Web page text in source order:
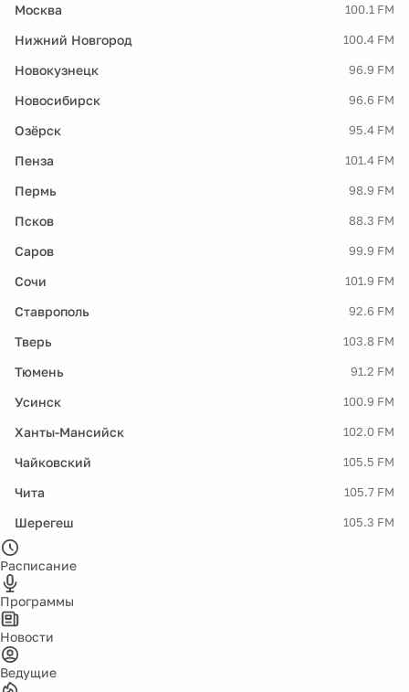
Москва 100.1 FM
Нижний Новгород 100.4 FM
Новокузнецк 96.9 FM
Новосибирск 96.6 FM
Озёрск 95.4 FM
Пенза 101.4 FM
Пермь 98.9 FM
Псков 88.3 FM
Саров 99.9 FM
Сочи 101.9 FM
Ставрополь 92.6 FM
Тверь 103.8 FM
Тюмень 91.2 FM
Усинск 100.9 FM
Ханты-Мансийск 102.0 FM
Чайковский 105.5 FM
Чита 105.7 FM
Шерегеш 105.3 FM
Расписание
Программы
Новости
Ведущие